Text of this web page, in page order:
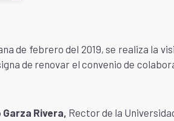
de febrero del 2019, se realiza la
de renovar el convenio de
Garza Rivera, Rector de la